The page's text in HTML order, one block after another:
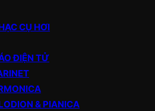
CỤ HƠI
ĐIỆN TỬ
& PIANICA